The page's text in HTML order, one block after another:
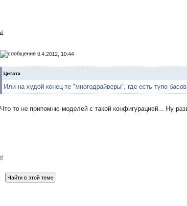
9.4.2012, 10:44
Цитата
Или на худой конец те "многодрайверы", где есть тупо
Что то не припомню моделей с такой конфигурацией... Ну